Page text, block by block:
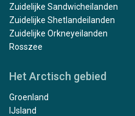
Zuidelijke Sandwicheilanden
Zuidelijke Shetlandeilanden
Zuidelijke Orkneyeilanden
Rosszee
Het Arctisch gebied
Groenland
IJsland